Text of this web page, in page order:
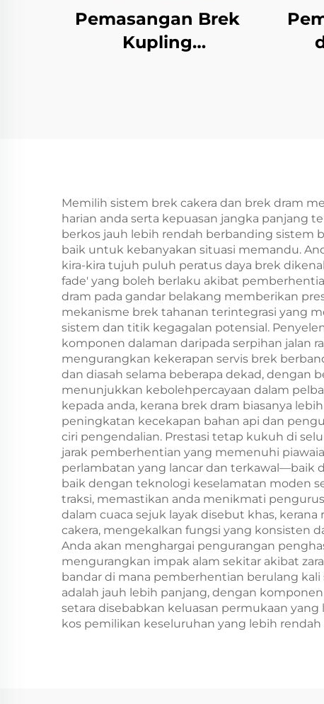
Pemasangan Brek
Kupling
Memilih sistem brek cakera dan brek dram
harian anda serta kepuasan jangka panjang
berkos jauh lebih rendah berbanding sistem
baik untuk kebanyakan situasi memandu.
kira-kira tujuh puluh peratus daya brek
fade' yang boleh berlaku akibat
dram pada gandar belakang memberikan
mekanisme brek tahanan terintegrasi yang
sistem dan titik kegagalan potensial.
komponen dalaman daripada serpihan jalan
mengurangkan kekerapan servis brek
dan diasah selama beberapa dekad, dengan
menunjukkan kebolehpercayaan dalam
kepada anda, kerana brek dram biasanya
peningkatan kecekapan bahan api dan
ciri pengendalian. Prestasi tetap kukuh di
jarak pemberhentian yang memenuhi
perlambatan yang lancar dan terkawal—baik
baik dengan teknologi keselamatan moden
traksi, memastikan anda menikmati
dalam cuaca sejuk layak disebut khas,
cakera, mengekalkan fungsi yang konsisten
Anda akan menghargai pengurangan
mengurangkan impak alam sekitar akibat
bandar di mana pemberhentian berulang
adalah jauh lebih panjang, dengan
setara disebabkan keluasan permukaan
kos pemilikan keseluruhan yang lebih